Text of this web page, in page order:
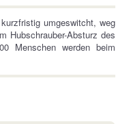
umgeswitcht, weg
Hubschrauber-Absturz des
Menschen werden beim